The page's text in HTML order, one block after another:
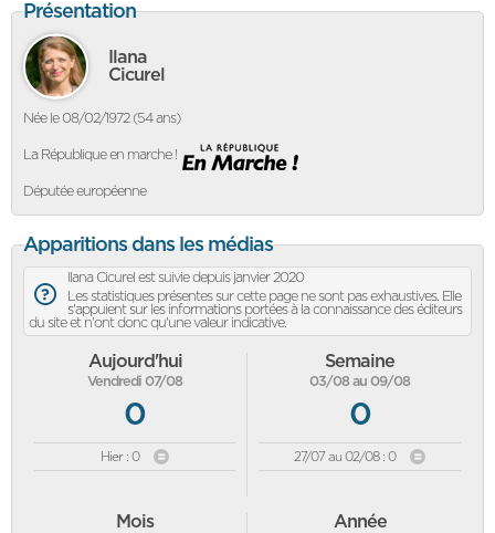
Présentation
Ilana
Cicurel
Née le 08/02/1972 (54 ans)
La République en marche !
Députée européenne
Apparitions dans les médias
Ilana Cicurel est suivie depuis janvier 2020
Les statistiques présentes sur cette page ne sont pas exhaustives. Elle
s'appuient sur les informations portées à la connaissance des éditeurs
du site et n'ont donc qu'une valeur indicative.
Aujourd'hui
Vendredi 07/08
0
Hier : 0
Semaine
03/08 au 09/08
0
27/07 au 02/08 : 0
Mois Année